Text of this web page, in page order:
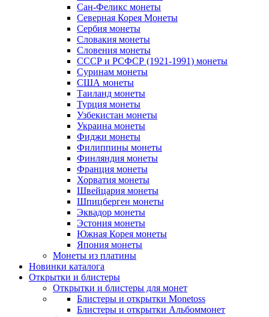
Сан-Феликс монеты
Северная Корея Монеты
Сербия монеты
Словакия монеты
Словения монеты
СССР и РСФСР (1921-1991) монеты
Суринам монеты
США монеты
Таиланд монеты
Турция монеты
Узбекистан монеты
Украина монеты
Фиджи монеты
Филиппины монеты
Финляндия монеты
Франция монеты
Хорватия монеты
Швейцария монеты
Шпицберген монеты
Эквадор монеты
Эстония монеты
Южная Корея монеты
Япония монеты
Монеты из платины
Новинки каталога
Открытки и блистеры
Открытки и блистеры для монет
Блистеры и открытки Monetoss
Блистеры и открытки Альбоммонет